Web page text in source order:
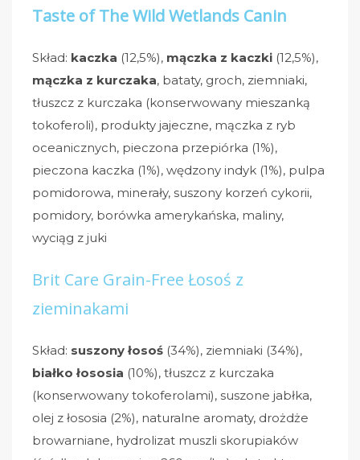
Taste of The Wild Wetlands Canin
Skład: kaczka (12,5%), mączka z kaczki (12,5%),
mączka z kurczaka, bataty, groch, ziemniaki,
tłuszcz z kurczaka (konserwowany mieszanką
tokoferoli), produkty jajeczne, mączka z ryb
oceanicznych, pieczona przepiórka (1%),
pieczona kaczka (1%), wędzony indyk (1%), pulpa
pomidorowa, minerały, suszony korzeń cykorii,
pomidory, borówka amerykańska, maliny,
wyciąg z juki
Brit Care Grain-Free Łosoś z
zieminakami
Skład: suszony łosoś (34%), ziemniaki (34%),
białko łososia (10%), tłuszcz z kurczaka
(konserwowany tokoferolami), suszone jabłka,
olej z łososia (2%), naturalne aromaty, drożdże
browarniane, hydrolizat muszli skorupiaków